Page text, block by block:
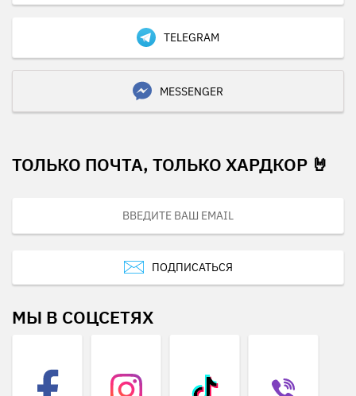
TELEGRAM
MESSENGER
ТОЛЬКО ПОЧТА, ТОЛЬКО ХАРДКОР 🤘
ПОДПИСАТЬСЯ
МЫ В СОЦСЕТЯХ